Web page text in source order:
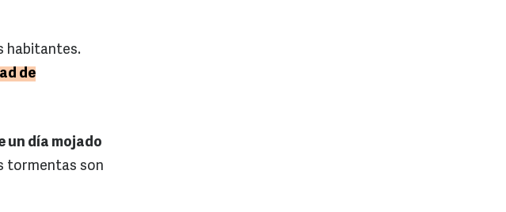
habitantes.
de
un día mojado
tormentas son